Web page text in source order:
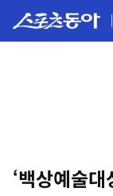
‘백상예술